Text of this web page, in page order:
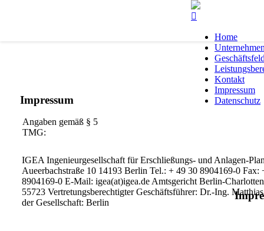
Impressum
IGEA Ingenieurgesellschaft für Erschließungs- und Anlagen-
Aueerbachstraße 10 14193 Berlin Tel.: + 49 30 8904169-0 Fax:
8904169-0 E-Mail: igea(at)igea.de Amtsgericht Berlin-
55723 Vertretungsberechtigter Geschäftsführer: Dr.-Ing.
der Gesellschaft: Berlin
Angaben gemäß § 5
TMG:
Home
Kontakt
Impressum
Datenschutz